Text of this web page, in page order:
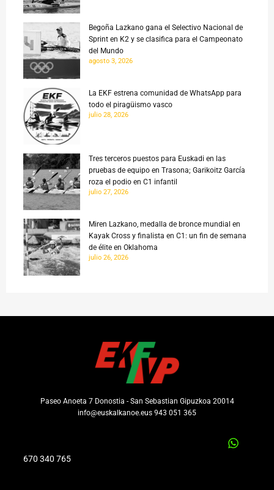
Begoña Lazkano gana el Selectivo Nacional de
Sprint en K2 y se clasifica para el Campeonato
del Mundo
agosto 3, 2026
La EKF estrena comunidad de WhatsApp para
todo el piragüismo vasco
julio 28, 2026
Tres terceros puestos para Euskadi en las
pruebas de equipo en Trasona; Garikoitz García
roza el podio en C1 infantil
julio 27, 2026
Miren Lazkano, medalla de bronce mundial en
Kayak Cross y finalista en C1: un fin de semana
de élite en Oklahoma
julio 26, 2026
Paseo Anoeta 7 Donostia - San Sebastian Gipuzkoa 20014
info@euskalkanoe.eus 943 051 365
670 340 765